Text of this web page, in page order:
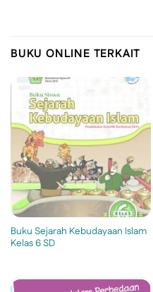
BUKU ONLINE TERKAIT
Buku Sejarah Kebudayaan Islam
Kelas 6 SD